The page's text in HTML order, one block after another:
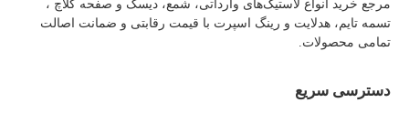
مرجع خرید انواع لاستیک‌های وارداتی، شمع، دیسک و صفحه کلاچ ،
تسمه تایم، هدلایت و رینگ اسپرت با قیمت رقابتی و ضمانت اصالت
تمامی محصولات.
دسترسی سریع